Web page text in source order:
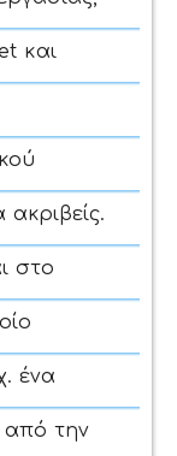
και
ακριβείς.
στο
ένα
από την